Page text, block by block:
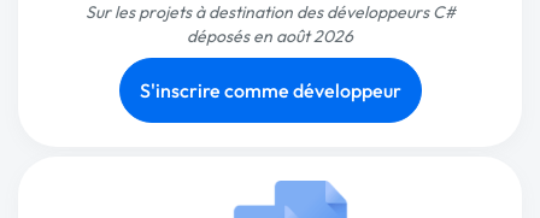
Sur les projets à destination des développeurs C#
déposés en août 2026
S'inscrire comme développeur